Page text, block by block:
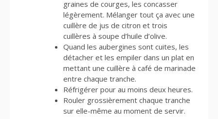
graines de courges, les concasser
légèrement. Mélanger tout ça avec une
cuillère de jus de citron et trois
cuillères à soupe d’huile d’olive.
Quand les aubergines sont cuites, les
détacher et les empiler dans un plat en
mettant une cuillère à café de marinade
entre chaque tranche.
Réfrigérer pour au moins deux heures.
Rouler grossièrement chaque tranche
sur elle-même au moment de servir.